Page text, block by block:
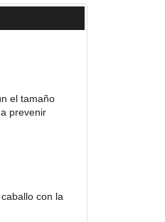
el tamaño
prevenir
con la